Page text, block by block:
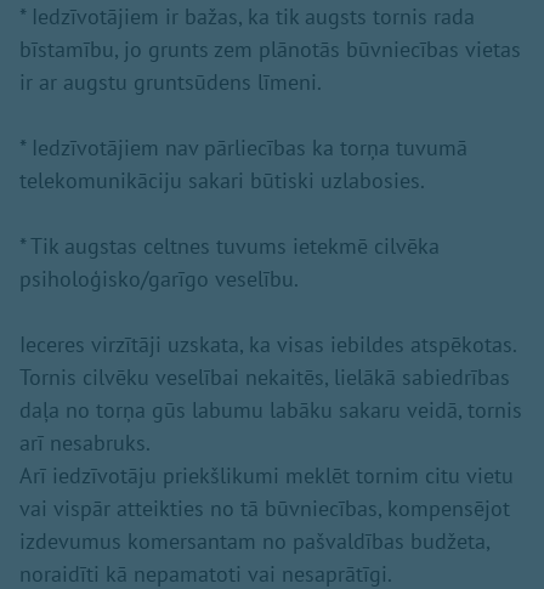
* Iedzīvotājiem ir bažas, ka tik augsts tornis rada
bīstamību, jo grunts zem plānotās būvniecības vietas
ir ar augstu gruntsūdens līmeni.
* Iedzīvotājiem nav pārliecības ka torņa tuvumā
telekomunikāciju sakari būtiski uzlabosies.
* Tik augstas celtnes tuvums ietekmē cilvēka
psiholoģisko/garīgo veselību.
Ieceres virzītāji uzskata, ka visas iebildes atspēkotas.
Tornis cilvēku veselībai nekaitēs, lielākā sabiedrības
daļa no torņa gūs labumu labāku sakaru veidā, tornis
arī nesabruks.
Arī iedzīvotāju priekšlikumi meklēt tornim citu vietu
vai vispār atteikties no tā būvniecības, kompensējot
izdevumus komersantam no pašvaldības budžeta,
noraidīti kā nepamatoti vai nesaprātīgi.